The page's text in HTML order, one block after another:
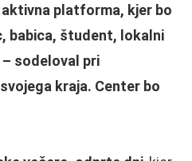
platforma, kjer bo
babica, študent, lokalni
sodeloval pri
kraja. Center bo